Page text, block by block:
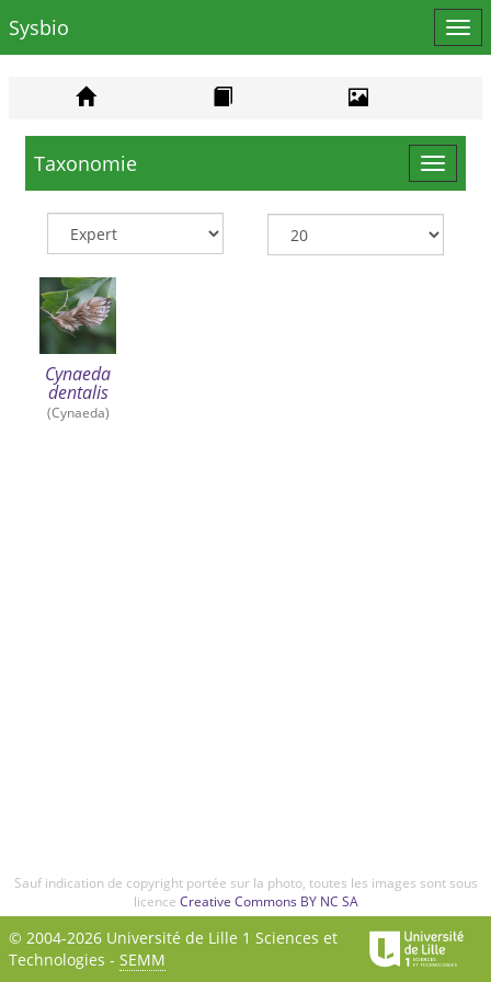
le
Sysbio
Toggle
Taxonomie
Cynaeda
dentalis
(Cynaeda)
Sauf indication de copyright portée sur la photo, toutes les images sont sous
licence Creative Commons BY NC SA
© 2004-2026 Université de Lille 1 Sciences et
Technologies - SEMM